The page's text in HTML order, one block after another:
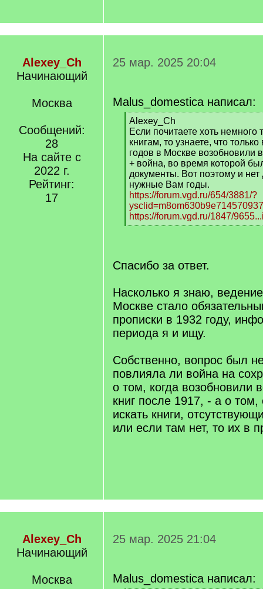
Alexey_Ch
Начинающий
Москва
Сообщений:
28
На сайте с
2022 г.
Рейтинг:
17
25 мар. 2025 20:04
Malus_domestica написал:
[
q
]
Alexey_Ch
Если почитаете хоть
книгам, то узнаете, что
годов в Москве возобновили
+ война, во время которой
документы. Вот поэтому и нет
нужные Вам годы.
https://forum.vgd.ru/654/3881/?
ysclid=m8om630b9e714570937
https://forum.vgd.ru/1847/
[
Спасибо за ответ.
Насколько я знаю,
Москве стало
прописки в 1932 году,
периода я и ищу.
Собственно, вопрос был
повлияла ли война на
о том, когда возобновили
книг после 1917, - а о
искать книги,
или если там нет, то их в
Alexey_Ch
Начинающий
Москва
25 мар. 2025 21:04
Malus_domestica написал: